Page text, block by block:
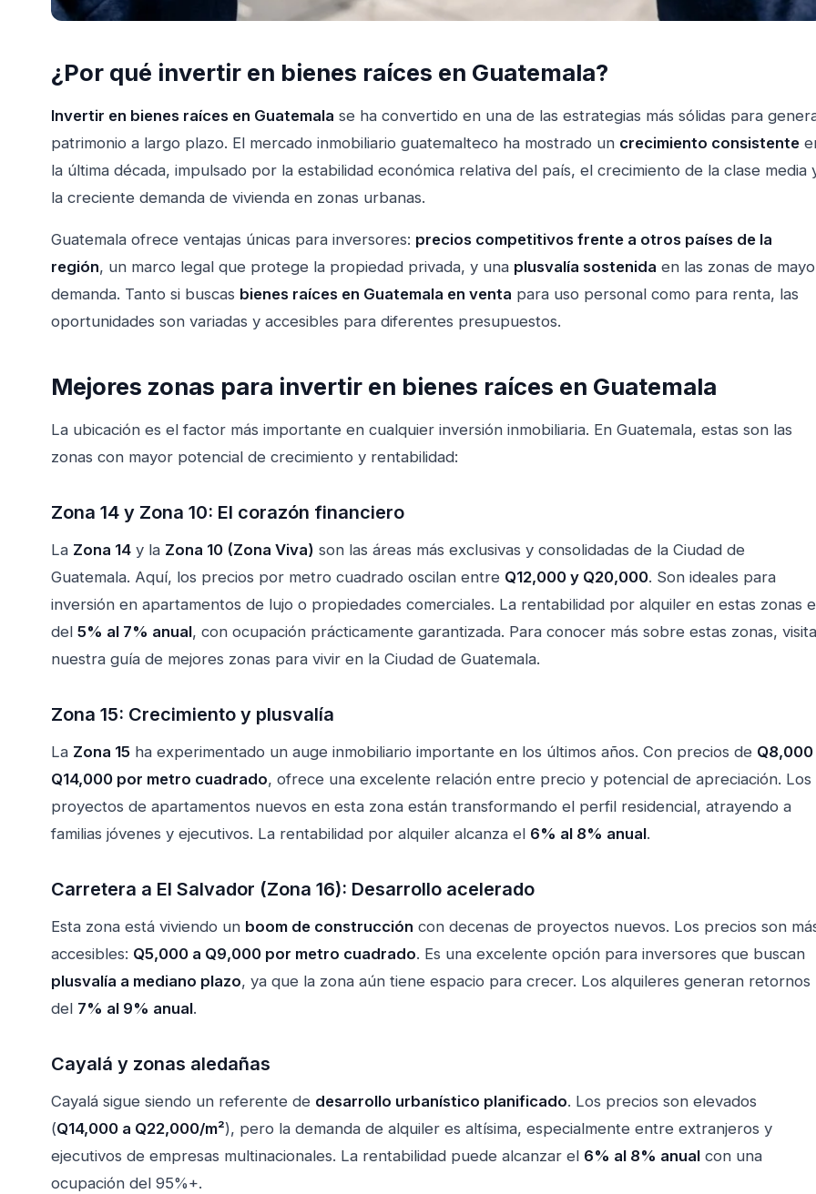
¿Por qué invertir en bienes raíces en Guatemala?
Invertir en bienes raíces en Guatemala se ha convertido en una de las estrategias más sólidas para
patrimonio a largo plazo. El mercado inmobiliario guatemalteco ha mostrado un crecimiento consistente
la última década, impulsado por la estabilidad económica relativa del país, el crecimiento de la clase media
la creciente demanda de vivienda en zonas urbanas.
Guatemala ofrece ventajas únicas para inversores: precios competitivos frente a otros países de la
región, un marco legal que protege la propiedad privada, y una plusvalía sostenida en las zonas de
demanda. Tanto si buscas bienes raíces en Guatemala en venta para uso personal como para renta, las
oportunidades son variadas y accesibles para diferentes presupuestos.
Mejores zonas para invertir en bienes raíces en Guatemala
La ubicación es el factor más importante en cualquier inversión inmobiliaria. En Guatemala, estas son las
zonas con mayor potencial de crecimiento y rentabilidad:
Zona 14 y Zona 10: El corazón financiero
La Zona 14 y la Zona 10 (Zona Viva) son las áreas más exclusivas y consolidadas de la Ciudad de
Guatemala. Aquí, los precios por metro cuadrado oscilan entre Q12,000 y Q20,000. Son ideales para
inversión en apartamentos de lujo o propiedades comerciales. La rentabilidad por alquiler en estas zonas
del 5% al 7% anual, con ocupación prácticamente garantizada. Para conocer más sobre estas zonas, visita
nuestra guía de mejores zonas para vivir en la Ciudad de Guatemala.
Zona 15: Crecimiento y plusvalía
La Zona 15 ha experimentado un auge inmobiliario importante en los últimos años. Con precios de Q8,000
Q14,000 por metro cuadrado, ofrece una excelente relación entre precio y potencial de apreciación. Los
proyectos de apartamentos nuevos en esta zona están transformando el perfil residencial, atrayendo a
familias jóvenes y ejecutivos. La rentabilidad por alquiler alcanza el 6% al 8% anual.
Carretera a El Salvador (Zona 16): Desarrollo acelerado
Esta zona está viviendo un boom de construcción con decenas de proyectos nuevos. Los precios son
accesibles: Q5,000 a Q9,000 por metro cuadrado. Es una excelente opción para inversores que buscan
plusvalía a mediano plazo, ya que la zona aún tiene espacio para crecer. Los alquileres generan retornos
del 7% al 9% anual.
Cayalá y zonas aledañas
Cayalá sigue siendo un referente de desarrollo urbanístico planificado. Los precios son elevados
(Q14,000 a Q22,000/m²), pero la demanda de alquiler es altísima, especialmente entre extranjeros y
ejecutivos de empresas multinacionales. La rentabilidad puede alcanzar el 6% al 8% anual con una
ocupación del 95%+.